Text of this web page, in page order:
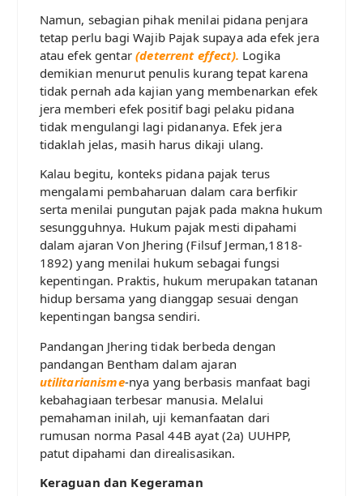
Namun, sebagian pihak menilai pidana penjara
tetap perlu bagi Wajib Pajak supaya ada efek jera
atau efek gentar(deterrent effect). Logika
demikian menurut penulis kurang tepat karena
tidak pernah ada kajian yang membenarkan efek
jera memberi efek positif bagi pelaku pidana
tidak mengulangi lagi pidananya. Efek jera
tidaklah jelas, masih harus dikaji ulang.
Kalau begitu, konteks pidana pajak terus
mengalami pembaharuan dalam cara berfikir
serta menilai pungutan pajak pada makna hukum
sesungguhnya. Hukum pajak mesti dipahami
dalam ajaran Von Jhering (Filsuf Jerman,1818-
1892) yang menilai hukum sebagai fungsi
kepentingan. Praktis, hukum merupakan tatanan
hidup bersama yang dianggap sesuai dengan
kepentingan bangsa sendiri.
Pandangan Jhering tidak berbeda dengan
pandangan Bentham dalam ajaran
utilitarianisme-nya yang berbasis manfaat bagi
kebahagiaan terbesar manusia. Melalui
pemahaman inilah, uji kemanfaatan dari
rumusan norma Pasal 44B ayat (2a) UUHPP,
patut dipahami dan direalisasikan.
Keraguan dan Kegeraman